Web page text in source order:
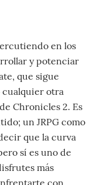
en los
y potenciar
que sigue
cualquier otra
Chronicles 2. Es
un JRPG como
que la curva
sí es uno de
más
con